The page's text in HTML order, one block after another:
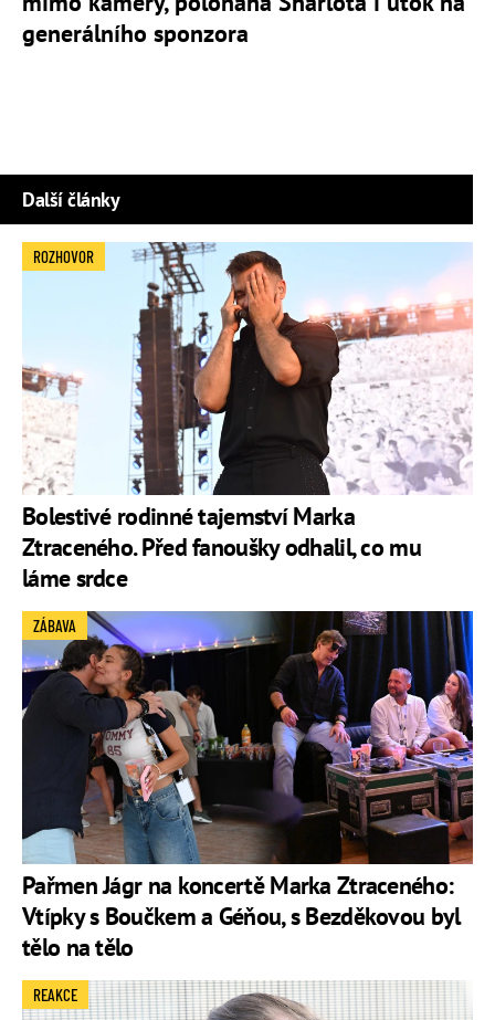
generálního sponzora
Další články
Bolestivé rodinné tajemství Marka
Ztraceného. Před fanoušky odhalil, co mu
láme srdce
ROZHOVOR
Pařmen Jágr na koncertě Marka Ztraceného:
Vtípky s Boučkem a Géňou, s Bezděkovou byl
tělo na tělo
ZÁBAVA
REAKCE